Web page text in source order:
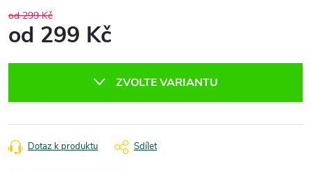
od 299 Kč
od 299 Kč
ZVOLTE VARIANTU
Dotaz k produktu Sdílet